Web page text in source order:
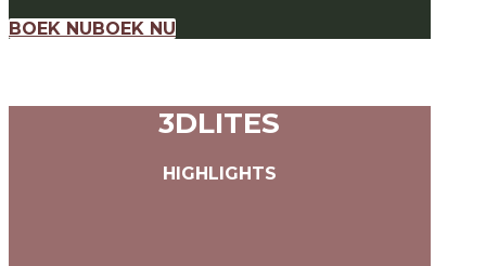
BOEK NU BOEK NU
3DLITES
HIGHLIGHTS